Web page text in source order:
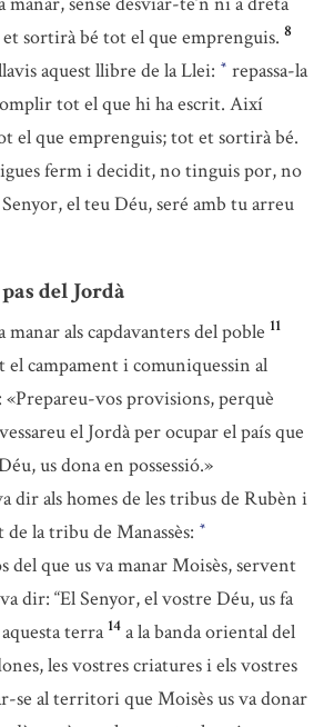
sortirà bé tot el que emprenguis. 8
aquest llibre de la Llei: * repassa-la
tot el que hi ha escrit. Així
el que emprenguis; tot et sortirà bé.
ferm i decidit, no tinguis por, no
el teu Déu, seré amb tu arreu
del Jordà
manar als capdavanters del poble 11
el campament i comuniquessin al
«Prepareu-vos provisions, perquè
el Jordà per ocupar el país que
us dona en possessió.»
dir als homes de les tribus de Rubèn i
la tribu de Manassès: *
que us va manar Moisès, servent
dir: “El Senyor, el vostre Déu, us fa
terra 14 a la banda oriental del
les vostres criatures i els vostres
se al territori que Moisès us va donar